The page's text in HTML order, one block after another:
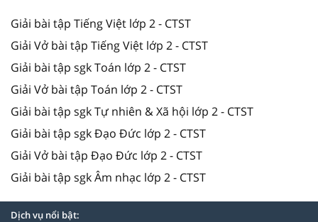
Giải bài tập Tiếng Việt lớp 2 - CTST
Giải Vở bài tập Tiếng Việt lớp 2 - CTST
Giải bài tập sgk Toán lớp 2 - CTST
Giải Vở bài tập Toán lớp 2 - CTST
Giải bài tập sgk Tự nhiên & Xã hội lớp 2 - CTST
Giải bài tập sgk Đạo Đức lớp 2 - CTST
Giải Vở bài tập Đạo Đức lớp 2 - CTST
Giải bài tập sgk Âm nhạc lớp 2 - CTST
Dịch vụ nổi bật: